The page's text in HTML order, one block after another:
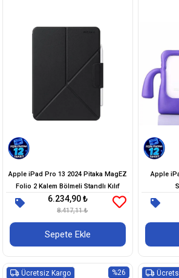
Apple iPad Pro 13 2024 Pitaka MagEZ
Folio 2 Kalem Bölmeli Standlı Kılıf
6.234,90 ₺
8.417,11 ₺
Sepete Ekle
Apple
%26
Ücretsiz Kargo